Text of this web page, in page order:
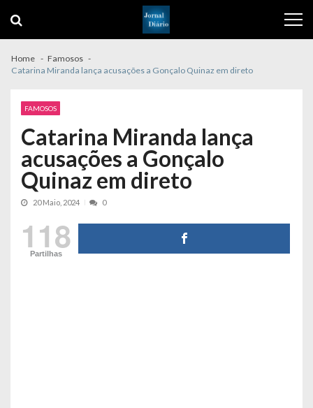
navigation
content
Home
Famosos
Catarina Miranda lança acusações a Gonçalo Quinaz em direto
FAMOSOS
Catarina Miranda lança
acusações a Gonçalo
Quinaz em direto
20 Maio, 2024 0
118
Partilhas